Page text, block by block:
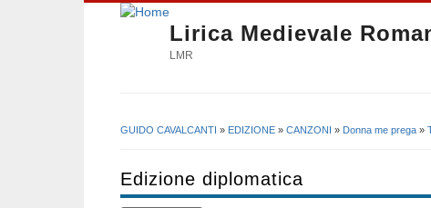
Lirica Medievale
LMR
GUIDO CAVALCANTI » EDIZIONE » CANZONI » Donna me prega »
Edizione diplomatica